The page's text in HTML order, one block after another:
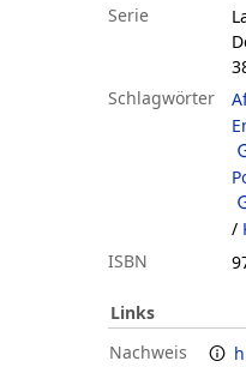
Serie
Schlagwörter
/
ISBN
Links
Nachweis